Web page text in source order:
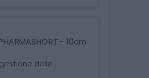
- 10cm
delle